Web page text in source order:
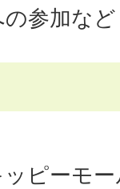
参加など
ピーモ